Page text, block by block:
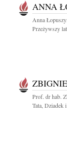
ANNA
Anna
Przeżywszy
Prof. dr hab.
Tata, Dziadek